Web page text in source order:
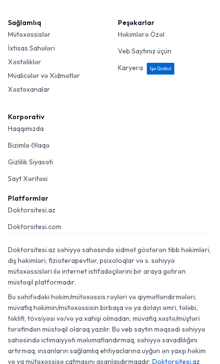
Sağlamlıq
Mütəxəssislər
İxtisas Sahələri
Xəstəliklər
Müalicələr və Xidmətlər
Xəstəxanalar
Peşəkarlar
Həkimlərə Özəl
Veb Saytınız üçün
Karyera
İşə Qəbul
Korporativ
Haqqımızda
Bizimlə Əlaqə
Gizlilik Siyasəti
Sayt Xəritəsi
Platformlar
Doktorsitesi.az
Doktorsitesi.com
Doktorsitesi.az səhiyyə sahəsində xidmət göstərən tibb həkimləri,
diş həkimləri, fizioterapevtlər, psixoloqlar və s. səhiyyə
mütəxəssisləri ilə internet istifadəçilərini bir araya gətirən
müstəqil platformadır.
Bu səhifədəki həkim/mütəxəssis rəyləri və qiymətləndirmələri,
müvafiq həkimin/mütəxəssisin birbaşa və ya dolayı əmri, tələbi,
təklifi, tövsiyəsi və/və ya xahişi olmadan, müvafiq xəstə/müştəri
tərəfindən müstəqil olaraq yazılır. Bu veb saytın məqsədi səhiyyə
sahəsində ictimaiyyəti məlumatlandırmaq, səhiyyə savadlılığını
artırmaq, insanların sağlamlıq ehtiyaclarına uyğun ən yaxşı həkim
və ya mütəxəssisə çatmasını asanlaşdırmaqdır. Doktorsitesi.az